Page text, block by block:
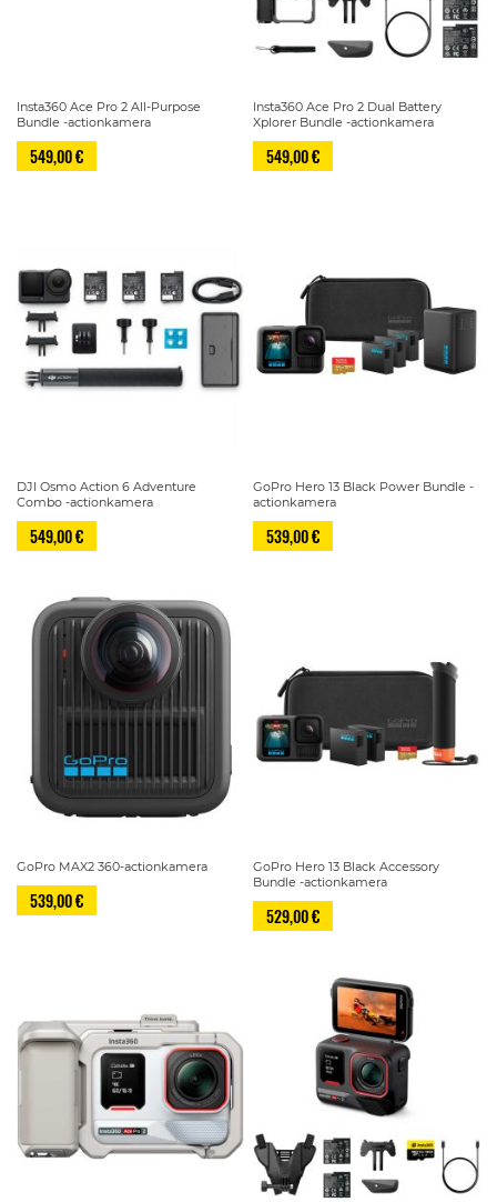
Insta360 Ace Pro 2 All-Purpose
Bundle -actionkamera
549,00 €
Insta360 Ace Pro 2 Dual Battery
Xplorer Bundle -actionkamera
549,00 €
DJI Osmo Action 6 Adventure
Combo -actionkamera
549,00 €
GoPro Hero 13 Black Power Bundle -
actionkamera
539,00 €
GoPro MAX2 360-actionkamera
539,00 €
GoPro Hero 13 Black Accessory
Bundle -actionkamera
529,00 €